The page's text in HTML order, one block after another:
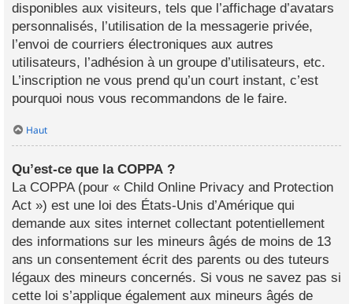
disponibles aux visiteurs, tels que l’affichage d’avatars
personnalisés, l’utilisation de la messagerie privée,
l’envoi de courriers électroniques aux autres
utilisateurs, l’adhésion à un groupe d’utilisateurs, etc.
L’inscription ne vous prend qu’un court instant, c’est
pourquoi nous vous recommandons de le faire.
Haut
Qu’est-ce que la COPPA ?
La COPPA (pour « Child Online Privacy and Protection
Act ») est une loi des États-Unis d’Amérique qui
demande aux sites internet collectant potentiellement
des informations sur les mineurs âgés de moins de 13
ans un consentement écrit des parents ou des tuteurs
légaux des mineurs concernés. Si vous ne savez pas si
cette loi s’applique également aux mineurs âgés de